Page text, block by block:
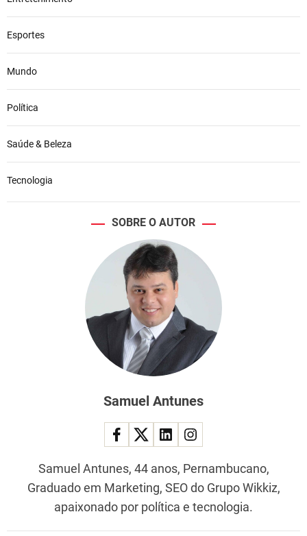
Esportes
Mundo
Política
Saúde & Beleza
Tecnologia
SOBRE O AUTOR
Samuel Antunes
Samuel Antunes, 44 anos, Pernambucano,
Graduado em Marketing, SEO do Grupo Wikkiz,
apaixonado por política e tecnologia.